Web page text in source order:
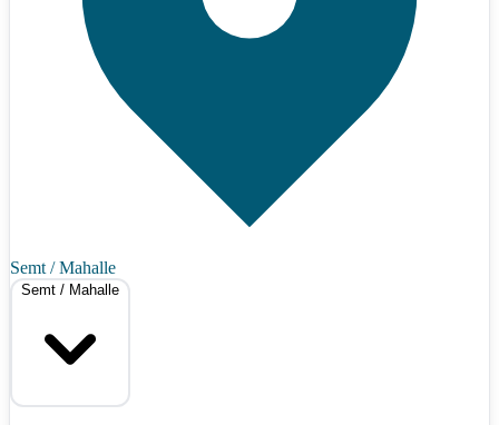
Semt / Mahalle
Semt / Mahalle